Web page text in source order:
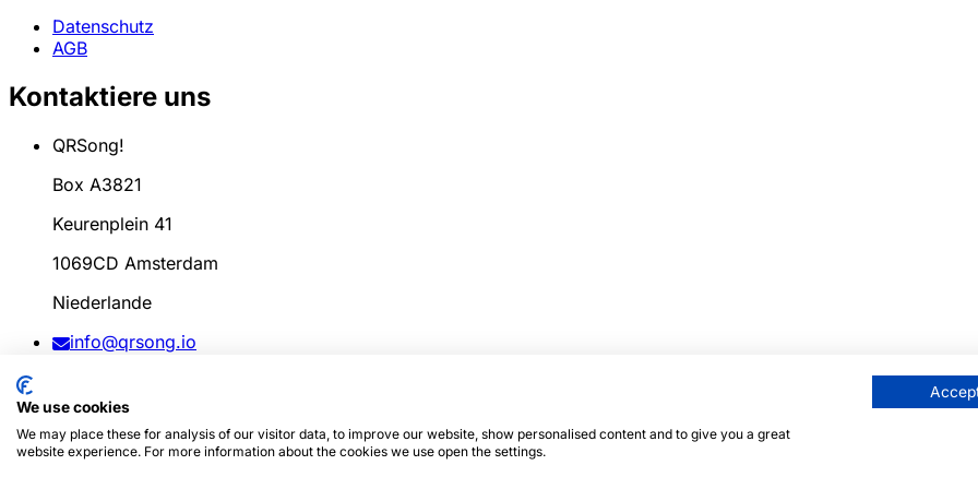
Datenschutz
AGB
Kontaktiere uns
QRSong!
Box A3821
Keurenplein 41
1069CD Amsterdam
Niederlande
info@qrsong.io
MwSt: 8689.27.764.B.01
We use cookies
We may place these for analysis of our visitor data, to improve our website, show personalised content and to give you a great
website experience. For more information about the cookies we use open the settings.